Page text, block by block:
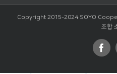
Copyright 2015-2024 SOYO
조합